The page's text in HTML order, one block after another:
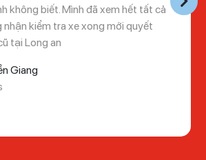
không biết. Mình đã xem hết tất cả
nhận kiểm tra xe xong mới quyết
tại Long an
Giang